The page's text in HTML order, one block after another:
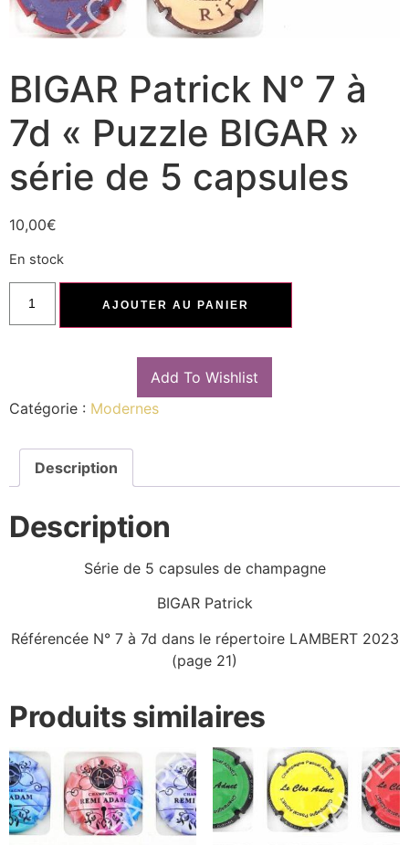
BIGAR Patrick N° 7 à
7d « Puzzle BIGAR »
série de 5 capsules
10,00€
En stock
AJOUTER AU PANIER
Add To Wishlist
Catégorie : Modernes
Description
Description
Série de 5 capsules de champagne
BIGAR Patrick
Référencée N° 7 à 7d dans le répertoire LAMBERT 2023
(page 21)
Produits similaires